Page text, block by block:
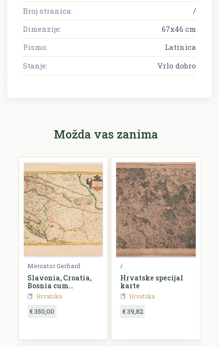
Broj stranica:
/
Dimenzije:
67x46 cm
Pismo:
Latinica
Stanje:
Vrlo dobro
Možda vas zanima
Mercator Gerhard
Slavonia, Croatia,
Bosnia cum
Dalmatiae parte
Hrvatska
€ 350,00
/
Hrvatske specijal
karte
Hrvatska
€ 39,82